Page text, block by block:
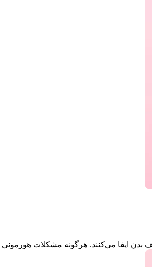
بدن ایفا می‌کنند. هرگونه مشکلات